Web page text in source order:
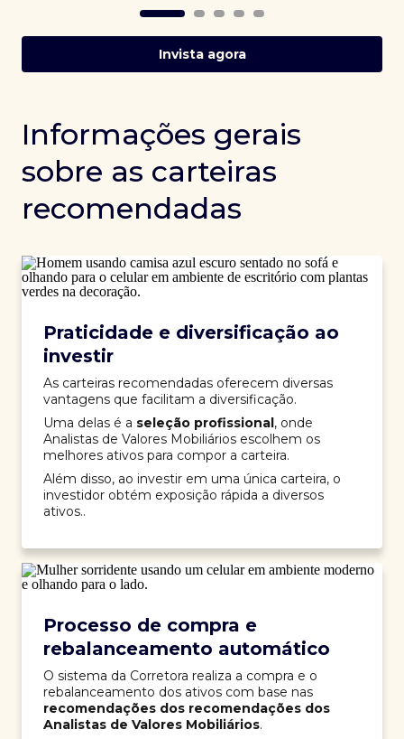
Invista agora
Informações gerais
sobre as carteiras
recomendadas
Praticidade e diversificação ao
investir
As carteiras recomendadas oferecem diversas
vantagens que facilitam a diversificação.
Uma delas é a seleção profissional, onde
Analistas de Valores Mobiliários escolhem os
melhores ativos para compor a carteira.
Além disso, ao investir em uma única carteira, o
investidor obtém exposição rápida a diversos
ativos..
Processo de compra e
rebalanceamento automático
O sistema da Corretora realiza a compra e o
rebalanceamento dos ativos com base nas
recomendações dos recomendações dos
Analistas de Valores Mobiliários.